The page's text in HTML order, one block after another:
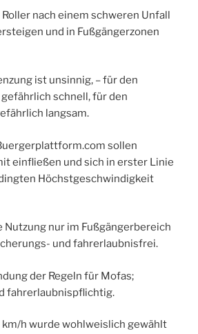
nach einem schweren Unfall
und in Fußgängerzonen
ist unsinnig, – für den
schnell, für den
langsam.
sollen
einfließen und sich in erster Linie
Höchstgeschwindigkeit
Nutzung nur im Fußgängerbereich
und fahrerlaubnisfrei.
der Regeln für Mofas;
fahrerlaubnispflichtig.
h wurde wohlweislich gewählt